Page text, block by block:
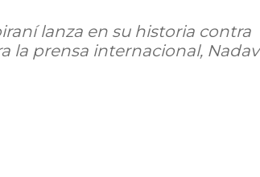
lanza en su historia contra
la prensa internacional, Nadav